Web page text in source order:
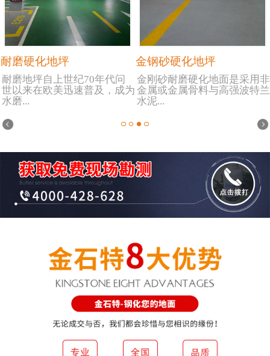
耐磨硬化地坪
耐磨地坪自上世纪70年代问
世以来在欧美迅速普及，成为
水磨...
金钢砂硬化地坪
金刚砂耐磨硬化地面是采用非
金属或金属骨料与高强波特兰
水泥...